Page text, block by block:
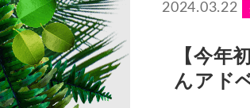
2024.03.22
【今年
んアド